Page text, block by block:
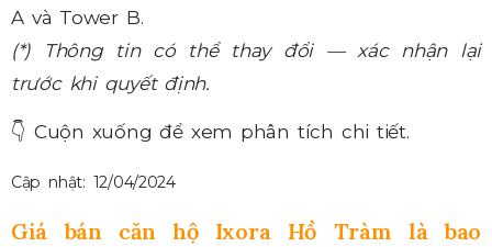
A và Tower B.
(*) Thông tin có thể thay đổi — xác nhận lại
trước khi quyết định.
👇 Cuộn xuống để xem phân tích chi tiết.
Cập nhật: 12/04/2024
Giá bán căn hộ Ixora Hồ Tràm là bao